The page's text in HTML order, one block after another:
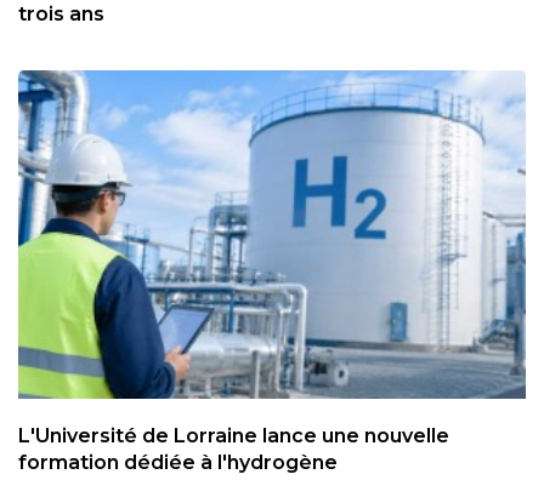
trois ans
L'Université de Lorraine lance une nouvelle
formation dédiée à l'hydrogène